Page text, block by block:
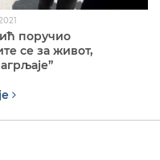
поручио
се за живот,